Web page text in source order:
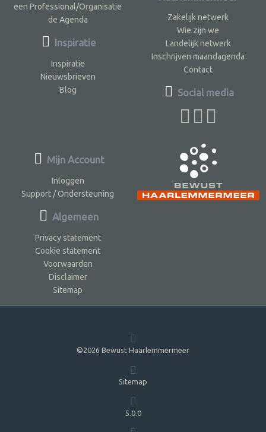
een Professional/Organisatie
de Agenda
Inspiratie
Inspiratie
Nieuwsbrieven
Blog
Zakelijk netwerk
Wie zijn we
Landelijk netwerk
Inschrijven maandagenda
Contact
Social media
Mijn Account
Inloggen
Support / Ondersteuning
Algemeen
Privacy statement
Cookie statement
Voorwaarden
Disclaimer
Sitemap
©2026 Bewust Haarlemmermeer
Sitemap
5.0.0